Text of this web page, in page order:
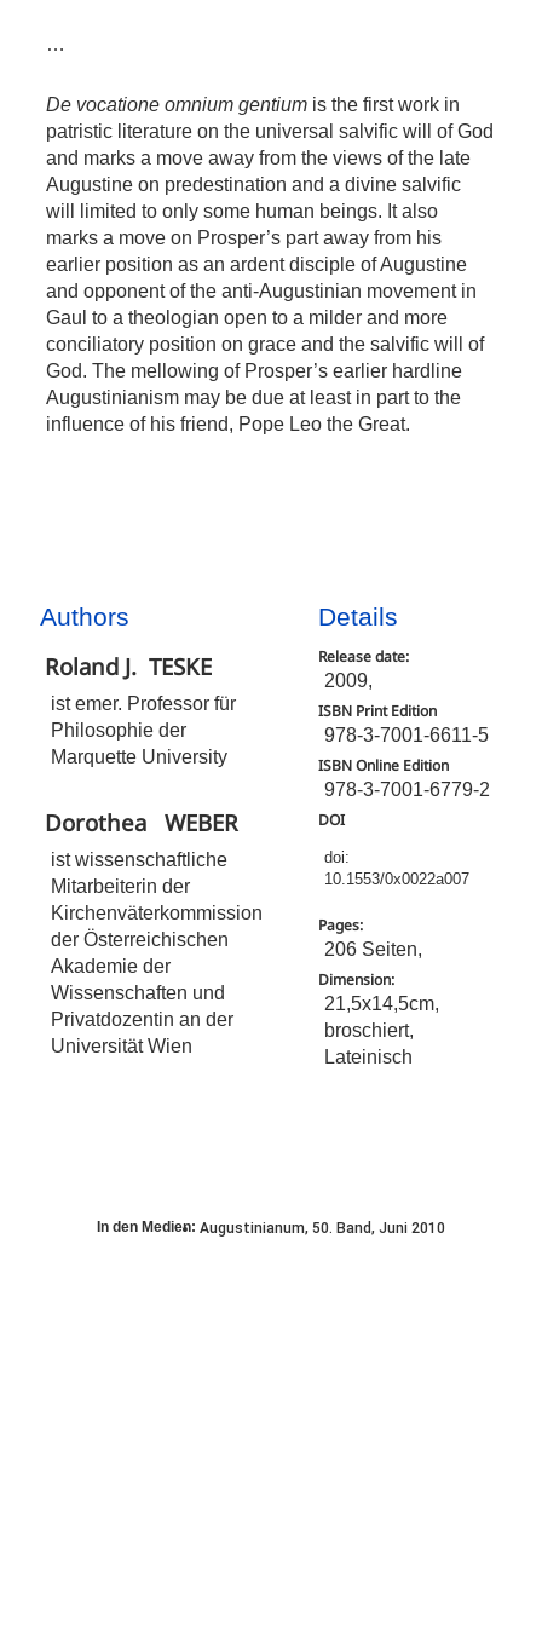
…
De vocatione omnium gentium is the first work in
patristic literature on the universal salvific will of God
and marks a move away from the views of the late
Augustine on predestination and a divine salvific
will limited to only some human beings. It also
marks a move on Prosper’s part away from his
earlier position as an ardent disciple of Augustine
and opponent of the anti-Augustinian movement in
Gaul to a theologian open to a milder and more
conciliatory position on grace and the salvific will of
God. The mellowing of Prosper’s earlier hardline
Augustinianism may be due at least in part to the
influence of his friend, Pope Leo the Great.
Authors
Roland J. TESKE
ist emer. Professor für
Philosophie der
Marquette University
Dorothea WEBER
ist wissenschaftliche
Mitarbeiterin der
Kirchenväterkommission
der Österreichischen
Akademie der
Wissenschaften und
Privatdozentin an der
Universität Wien
Details
Release date:
2009,
ISBN Print Edition
978-3-7001-6611-5
ISBN Online Edition
978-3-7001-6779-2
DOI
doi:
10.1553/0x0022a007
Pages:
206 Seiten,
Dimension:
21,5x14,5cm,
broschiert,
Lateinisch
In den Medien: Augustinianum, 50. Band, Juni 2010